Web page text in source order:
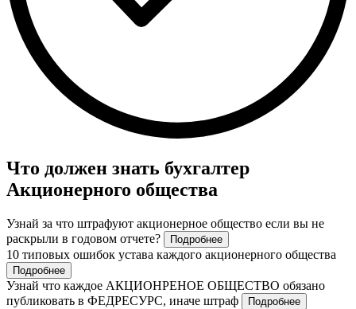
Что должен знать бухгалтер
Акционерного общества
Узнай за что штрафуют акционерное общество если вы не
раскрыли в годовом отчете?
Подробнее
10 типовых ошибок устава каждого акционерного общества
Подробнее
Узнай что каждое АКЦИОНРЕНОЕ ОБЩЕСТВО обязано
публиковать в ФЕДРЕСУРС, иначе штраф
Подробнее